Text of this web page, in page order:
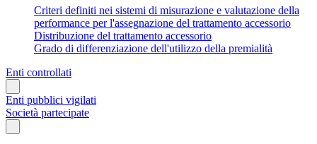
Criteri definiti nei sistemi di misurazione e valutazione della
performance per l'assegnazione del trattamento accessorio
Distribuzione del trattamento accessorio
Grado di differenziazione dell'utilizzo della premialità
Enti controllati
Enti pubblici vigilati
Società partecipate